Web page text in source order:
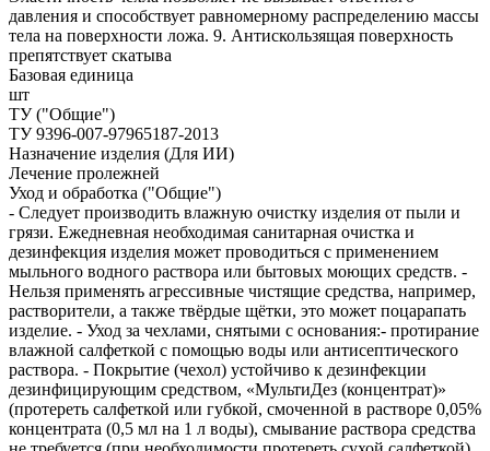
давления и способствует равномерному распределению массы
тела на поверхности ложа. 9. Антискользящая поверхность
препятствует скатыва
Базовая единица
шт
ТУ ("Общие")
ТУ 9396-007-97965187-2013
Назначение изделия (Для ИИ)
Лечение пролежней
Уход и обработка ("Общие")
- Следует производить влажную очистку изделия от пыли и
грязи. Ежедневная необходимая санитарная очистка и
дезинфекция изделия может проводиться с применением
мыльного водного раствора или бытовых моющих средств. -
Нельзя применять агрессивные чистящие средства, например,
растворители, а также твёрдые щётки, это может поцарапать
изделие. - Уход за чехлами, снятыми с основания:- протирание
влажной салфеткой с помощью воды или антисептического
раствора. - Покрытие (чехол) устойчиво к дезинфекции
дезинфицирующим средством, «МультиДез (концентрат)»
(протереть салфеткой или губкой, смоченной в растворе 0,05%
концентрата (0,5 мл на 1 л воды), смывание раствора средства